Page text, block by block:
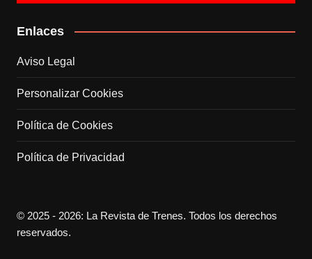
Enlaces
Aviso Legal
Personalizar Cookies
Política de Cookies
Política de Privacidad
© 2025 - 2026: La Revista de Trenes. Todos los derechos
reservados.